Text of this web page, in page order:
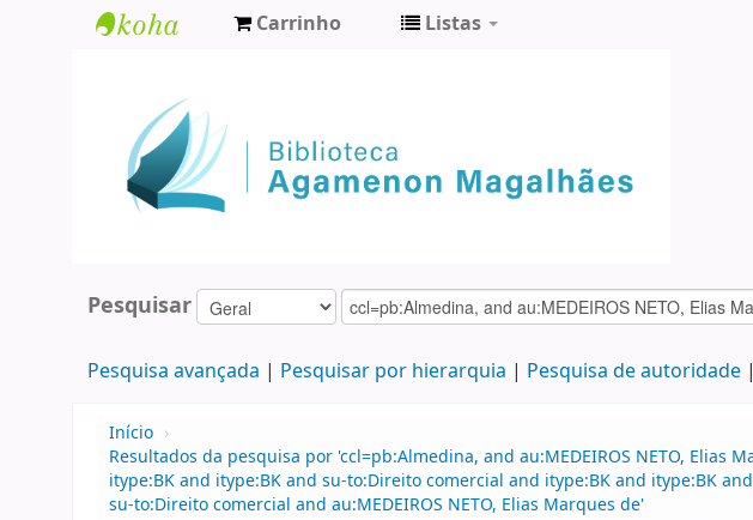
Agamenon
Magalhães
Carrinho Listas
Pesquisar
Pesquisa avançada Pesquisar por hierarquia Pesquisa de autoridade
Início ›
Resultados da pesquisa por 'ccl=pb:Almedina, and au:MEDEIROS NETO, Elias
itype:BK and itype:BK and su-to:Direito comercial and itype:BK and itype:BK
su-to:Direito comercial and au:MEDEIROS NETO, Elias Marques de'